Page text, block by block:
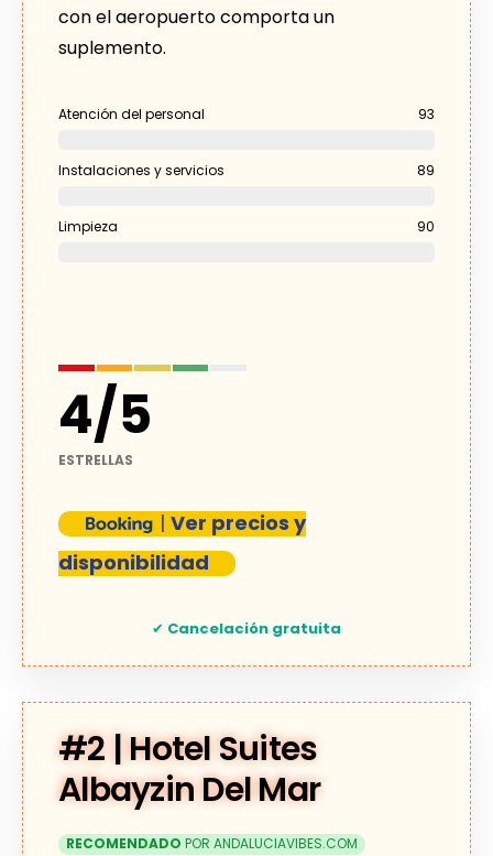
con el aeropuerto comporta un
suplemento.
Atención del personal 93
Instalaciones y servicios 89
Limpieza 90
4/5
ESTRELLAS
| Ver precios y
disponibilidad
✔ Cancelación gratuita
#2 | Hotel Suites
Albayzin Del Mar
RECOMENDADO POR ANDALUCIAVIBES.COM